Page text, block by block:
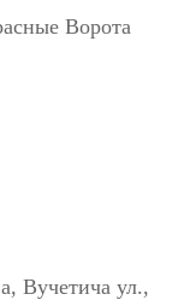
Ворота
ул.,